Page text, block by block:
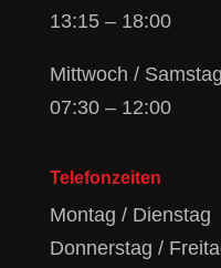
13:15 – 18:00
Mittwoch / Samstag
07:30 – 12:00
Telefonzeiten
Montag / Dienstag
Donnerstag /